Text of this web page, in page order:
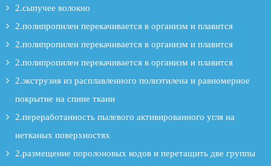
2.сыпучее волокно
2.полипропилен перекачивается в организм и плавится
2.полипропилен перекачивается в организм и плавится
2.полипропилен перекачивается в организм и плавится
2.экструзия из расплавленного полиэтилена и равномерное
покрытие на спине ткани
2.переработанность пылевого активированного угля на
нетканых поверхностях
2.размещение поролоновых кодов и перетащить две группы